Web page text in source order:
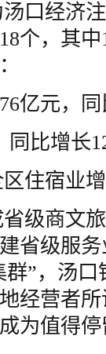
口经济
个，其
亿元，
比增长
住宿业
级商文
省级服
”，汤
经营者
为值得